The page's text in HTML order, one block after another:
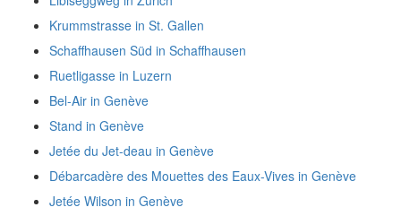
Krummstrasse in St. Gallen
Schaffhausen Süd in Schaffhausen
Ruetligasse in Luzern
Bel-Air in Genève
Stand in Genève
Jetée du Jet-deau in Genève
Débarcadère des Mouettes des Eaux-Vives in Genève
Jetée Wilson in Genève